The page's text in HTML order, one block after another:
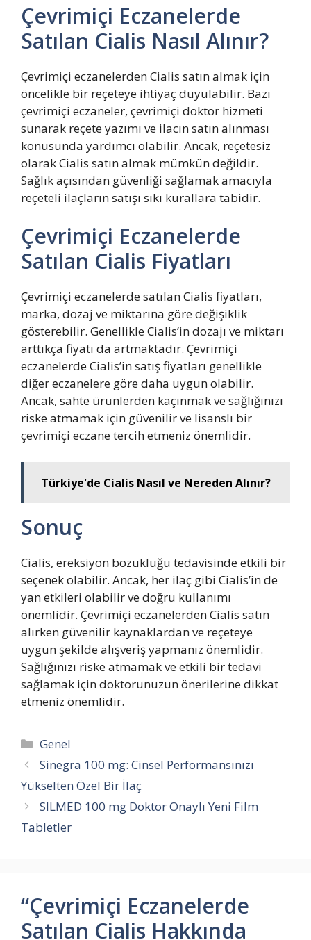
Çevrimiçi Eczanelerde
Satılan Cialis Nasıl Alınır?
Çevrimiçi eczanelerden Cialis satın almak için
öncelikle bir reçeteye ihtiyaç duyulabilir. Bazı
çevrimiçi eczaneler, çevrimiçi doktor hizmeti
sunarak reçete yazımı ve ilacın satın alınması
konusunda yardımcı olabilir. Ancak, reçetesiz
olarak Cialis satın almak mümkün değildir.
Sağlık açısından güvenliği sağlamak amacıyla
reçeteli ilaçların satışı sıkı kurallara tabidir.
Çevrimiçi Eczanelerde
Satılan Cialis Fiyatları
Çevrimiçi eczanelerde satılan Cialis fiyatları,
marka, dozaj ve miktarına göre değişiklik
gösterebilir. Genellikle Cialis’in dozajı ve miktarı
arttıkça fiyatı da artmaktadır. Çevrimiçi
eczanelerde Cialis’in satış fiyatları genellikle
diğer eczanelere göre daha uygun olabilir.
Ancak, sahte ürünlerden kaçınmak ve sağlığınızı
riske atmamak için güvenilir ve lisanslı bir
çevrimiçi eczane tercih etmeniz önemlidir.
Türkiye'de Cialis Nasıl ve Nereden Alınır?
Sonuç
Cialis, ereksiyon bozukluğu tedavisinde etkili bir
seçenek olabilir. Ancak, her ilaç gibi Cialis’in de
yan etkileri olabilir ve doğru kullanımı
önemlidir. Çevrimiçi eczanelerden Cialis satın
alırken güvenilir kaynaklardan ve reçeteye
uygun şekilde alışveriş yapmanız önemlidir.
Sağlığınızı riske atmamak ve etkili bir tedavi
sağlamak için doktorunuzun önerilerine dikkat
etmeniz önemlidir.
Kategoriler
Genel
Sinegra 100 mg: Cinsel Performansınızı
Yükselten Özel Bir İlaç
SILMED 100 mg Doktor Onaylı Yeni Film
Tabletler
“Çevrimiçi Eczanelerde
Satılan Cialis Hakkında